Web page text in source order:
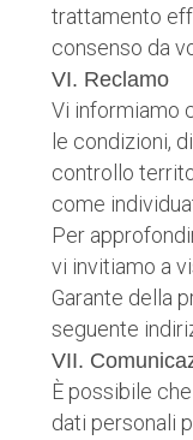
trattamento
consenso da
VI. Reclamo
Vi informiamo
le condizioni,
controllo
come
Per
vi invitiamo a
Garante della
seguente
VII.
È possibile
dati personali